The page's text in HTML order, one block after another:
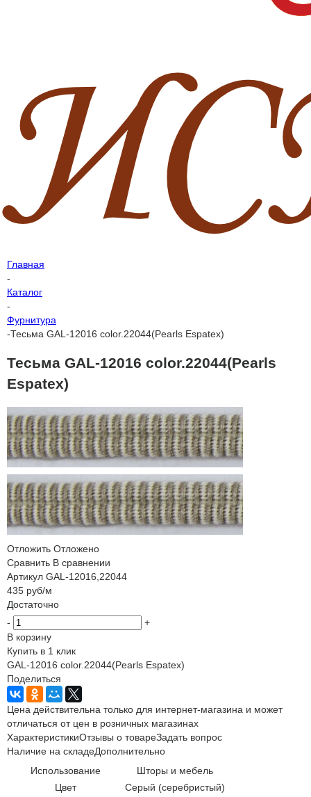
Главная
-
Каталог
-
Фурнитура
-Тесьма GAL-12016 color.22044(Pearls Espatex)
Тесьма GAL-12016 color.22044(Pearls
Espatex)
Отложить Отложено
Сравнить В сравнении
Артикул GAL-12016,22044
435 руб/м
Достаточно
-
+
В корзину
Купить в 1 клик
GAL-12016 color.22044(Pearls Espatex)
Поделиться
Цена действительна только для интернет-магазина и может
отличаться от цен в розничных магазинах
ХарактеристикиОтзывы о товареЗадать вопрос
Наличие на складеДополнительно
Использование
Шторы и мебель
Цвет
Серый (серебристый)